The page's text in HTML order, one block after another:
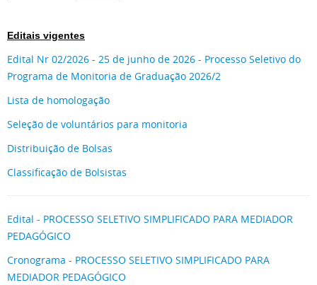
Editais vigentes
Edital Nr 02/2026 - 25 de junho de 2026 - Processo Seletivo do
Programa de Monitoria de Graduação 2026/2
Lista de homologação
Seleção de voluntários para monitoria
Distribuição de Bolsas
Classificação de Bolsistas
Edital - PROCESSO SELETIVO SIMPLIFICADO PARA MEDIADOR
PEDAGÓGICO
Cronograma - PROCESSO SELETIVO SIMPLIFICADO PARA
MEDIADOR PEDAGÓGICO